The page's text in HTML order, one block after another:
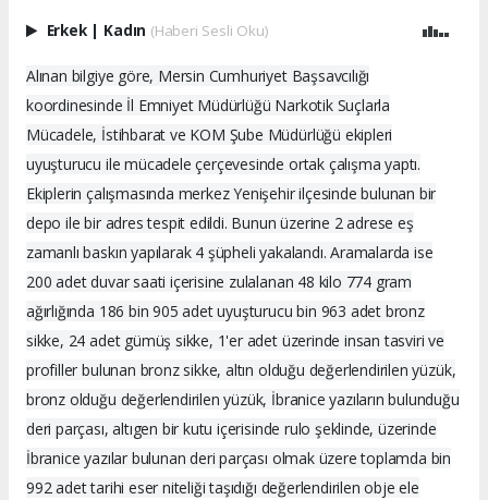
Erkek Kadın (Haberi Sesli Oku)
Alınan bilgiye göre, Mersin Cumhuriyet Başsavcılığı
koordinesinde İl Emniyet Müdürlüğü Narkotik Suçlarla
Mücadele, İstihbarat ve KOM Şube Müdürlüğü ekipleri
uyuşturucu ile mücadele çerçevesinde ortak çalışma yaptı.
Ekiplerin çalışmasında merkez Yenişehir ilçesinde bulunan bir
depo ile bir adres tespit edildi. Bunun üzerine 2 adrese eş
zamanlı baskın yapılarak 4 şüpheli yakalandı. Aramalarda ise
200 adet duvar saati içerisine zulalanan 48 kilo 774 gram
ağırlığında 186 bin 905 adet uyuşturucu bin 963 adet bronz
sikke, 24 adet gümüş sikke, 1'er adet üzerinde insan tasviri ve
profiller bulunan bronz sikke, altın olduğu değerlendirilen yüzük,
bronz olduğu değerlendirilen yüzük, İbranice yazıların bulunduğu
deri parçası, altıgen bir kutu içerisinde rulo şeklinde, üzerinde
İbranice yazılar bulunan deri parçası olmak üzere toplamda bin
992 adet tarihi eser niteliği taşıdığı değerlendirilen obje ele